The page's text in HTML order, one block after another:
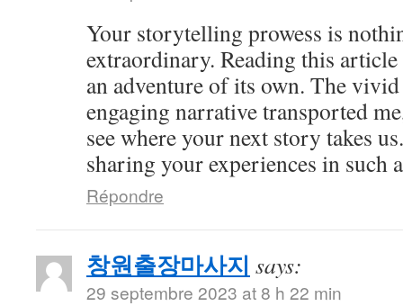
Your storytelling prowess is
extraordinary. Reading this
an adventure of its own. The
engaging narrative transported
see where your next story takes
sharing your experiences in such
Répondre
창원출장마사지 says:
29 septembre 2023 at 8 h 22 min